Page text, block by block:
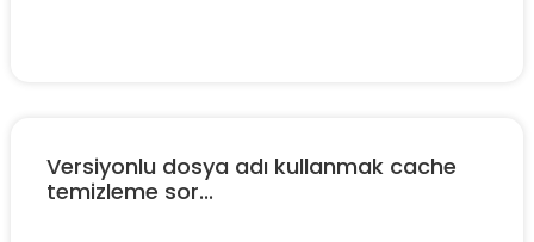
Versiyonlu dosya adı kullanmak cache
temizleme sor...